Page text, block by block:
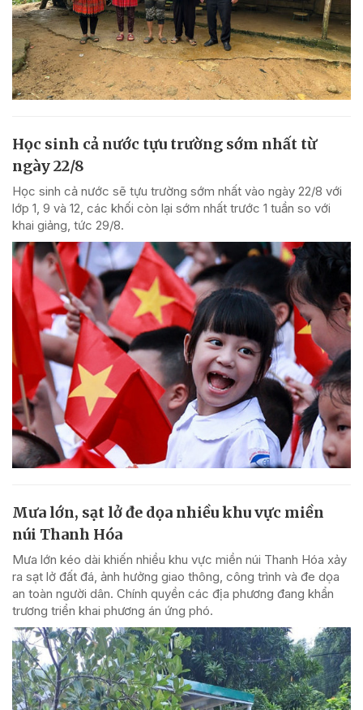
Học sinh cả nước tựu trường sớm nhất từ
ngày 22/8
Học sinh cả nước sẽ tựu trường sớm nhất vào ngày 22/8 với
lớp 1, 9 và 12, các khối còn lại sớm nhất trước 1 tuần so với
khai giảng, tức 29/8.
Mưa lớn, sạt lở đe dọa nhiều khu vực miền
núi Thanh Hóa
Mưa lớn kéo dài khiến nhiều khu vực miền núi Thanh Hóa xảy
ra sạt lở đất đá, ảnh hưởng giao thông, công trình và đe dọa
an toàn người dân. Chính quyền các địa phương đang khẩn
trương triển khai phương án ứng phó.